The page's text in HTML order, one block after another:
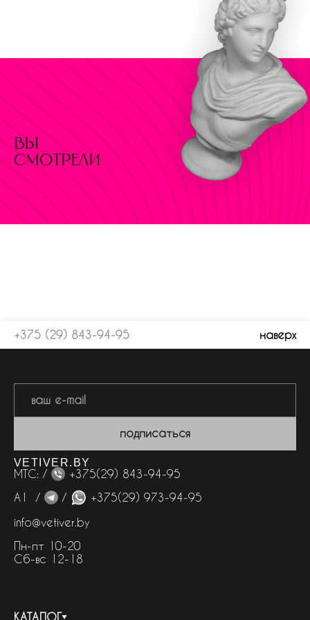
вы
смотрели
+375 (29) 843-94-95 наверх
подписаться
VETIVER.BY
МТС: /
+375(29) 843-94-95
А1 /
/
+375(29) 973-94-95
info@vetiver.by
Пн-пт 10-20
Сб-вс 12-18
КАТАЛОГ